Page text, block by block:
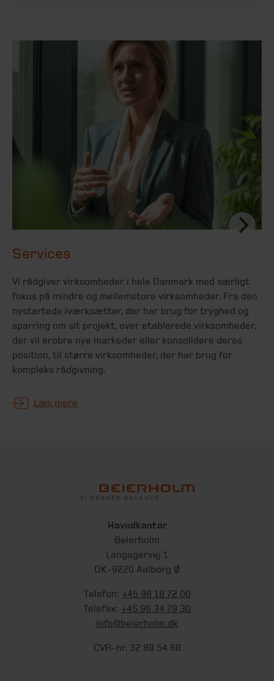
Services
Vi rådgiver virksomheder i hele Danmark med særligt
fokus på mindre og mellemstore virksomheder. Fra den
nystartede iværksætter, der har brug for tryghed og
sparring om sit projekt, over etablerede virksomheder,
der vil erobre nye markeder eller konsolidere deres
position, til større virksomheder, der har brug for
kompleks rådgivning.
Læs mere
Hovedkontor
Beierholm
Langagervej 1
DK-9220 Aalborg Ø
Telefon: +45 98 18 72 00
Telefax: +45 96 34 79 30
info@beierholm.dk
CVR-nr. 32 89 54 68